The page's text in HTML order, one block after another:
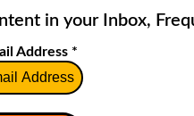
in your Inbox,
Address *